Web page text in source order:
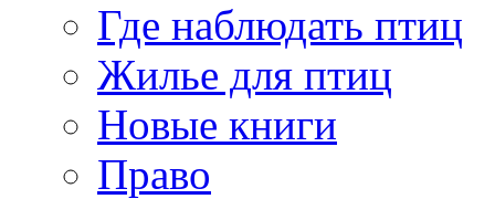
Где наблюдать птиц
Жилье для птиц
Новые книги
Право